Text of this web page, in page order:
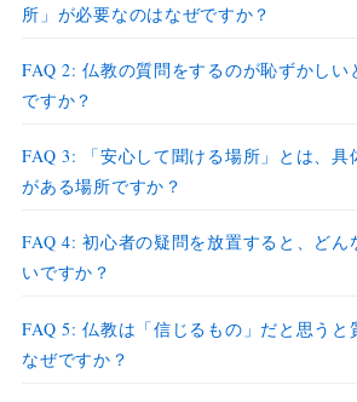
所」が必要なのはなぜですか？
FAQ 2: 仏教の質問をするのが恥ずかしい
ですか？
FAQ 3: 「安心して聞ける場所」とは、具
がある場所ですか？
FAQ 4: 初心者の疑問を放置すると、どん
いですか？
FAQ 5: 仏教は「信じるもの」だと思うと
なぜですか？